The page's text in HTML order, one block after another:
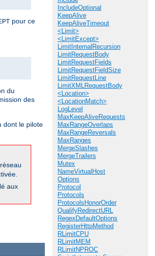
IncludeOptional
KeepAlive
KeepAliveTimeout
<Limit>
<LimitExcept>
LimitInternalRecursion
LimitRequestBody
LimitRequestFields
LimitRequestFieldSize
LimitRequestLine
LimitXMLRequestBody
<Location>
<LocationMatch>
LogLevel
MaxKeepAliveRequests
MaxRangeOverlaps
MaxRangeReversals
MaxRanges
MergeSlashes
MergeTrailers
Mutex
NameVirtualHost
Options
Protocol
Protocols
ProtocolsHonorOrder
QualifyRedirectURL
RegexDefaultOptions
RegisterHttpMethod
RLimitCPU
RLimitMEM
RLimitNPROC
pour ce
du
des
dont le pilote
aux